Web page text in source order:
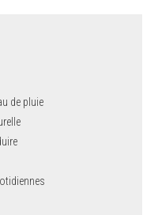
de pluie